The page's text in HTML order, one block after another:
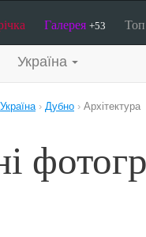
Галерея +53
Україна
Україна› Дубно › Архітектура